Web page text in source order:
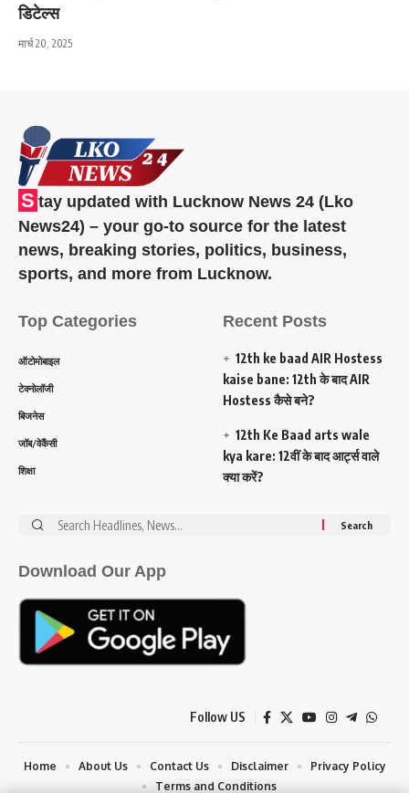
डिटेल्स
मार्च 20, 2025
S tay updated with Lucknow News 24 (Lko
News24) – your go-to source for the latest
news, breaking stories, politics, business,
sports, and more from Lucknow.
Top Categories
ऑटोमोबाइल
टेक्नोलॉजी
बिजनेस
जॉब/वेकैंसी
शिक्षा
Recent Posts
12th ke baad AIR Hostess
kaise bane: 12th के बाद AIR
Hostess कैसे बने?
12th Ke Baad arts wale
kya kare: 12वीं के बाद आर्ट्स वाले
क्या करें?
Search
Download Our App
Follow US
Home About Us Contact Us Disclaimer
Privacy Policy
Terms and Conditions